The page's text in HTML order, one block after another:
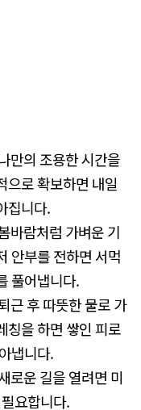
만의 조용한 시간을
으로 확보하면 내일
집니다.
바람처럼 가벼운 기
안부를 전하면 서먹
풀어냅니다.
근 후 따뜻한 물로 가
칭을 하면 쌓인 피로
냅니다.
로운 길을 열려면 미
요합니다.